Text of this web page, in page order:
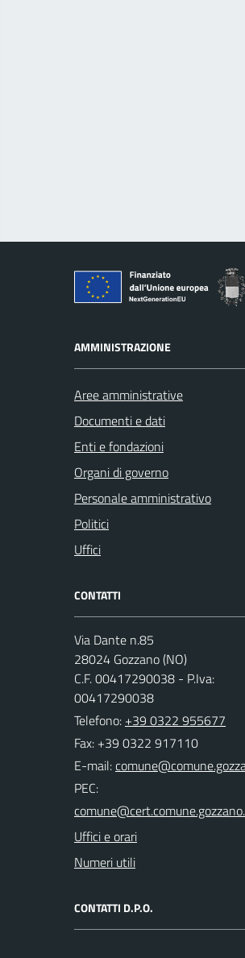
AMMINISTRAZIONE
Aree amministrative
Documenti e dati
Enti e fondazioni
Organi di governo
Personale amministrativo
Politici
Uffici
CONTATTI
Via Dante n.85
28024 Gozzano (NO)
C.F. 00417290038 - P.Iva:
00417290038
Telefono: +39 0322 955677
Fax: +39 0322 917110
E-mail:
PEC:
Uffici e orari
Numeri utili
CONTATTI D.P.O.